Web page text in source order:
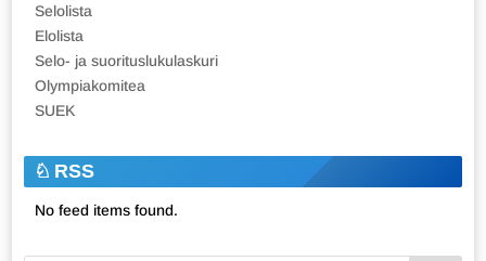
Selolista
Elolista
Selo- ja suorituslukulaskuri
Olympiakomitea
SUEK
RSS
No feed items found.